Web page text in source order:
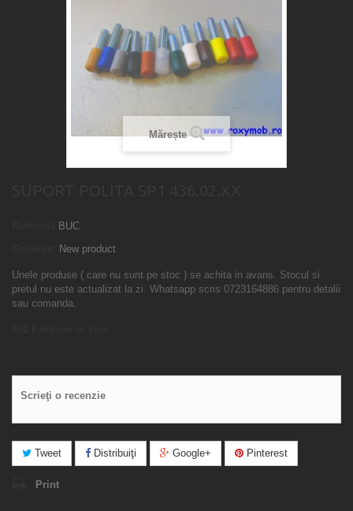
Mărește
BUC
New product
Unele produse ( care nu sunt pe stoc ) se achita in avans. Stocul si
pretul nu este actualizat la zi. Whatsapp scris 0723164886 pentru detalii
sau comanda.
Scrieţi o recenzie
Tweet Distribuiţi Google+ Pinterest
Print